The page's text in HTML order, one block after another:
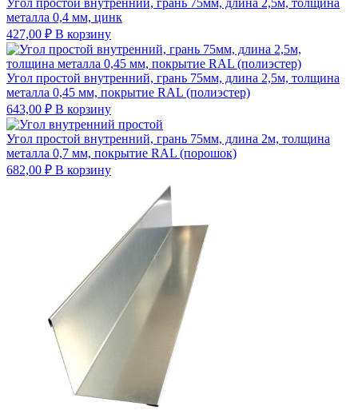
металла 0,4 мм, цинк
427,00 ₽ В корзину
Угол простой внутренний, грань 75мм, длина 2,5м, толщина
металла 0,45 мм, покрытие RAL (полиэстер)
643,00 ₽ В корзину
Угол простой внутренний, грань 75мм, длина 2м, толщина
металла 0,7 мм, покрытие RAL (порошок)
682,00 ₽ В корзину